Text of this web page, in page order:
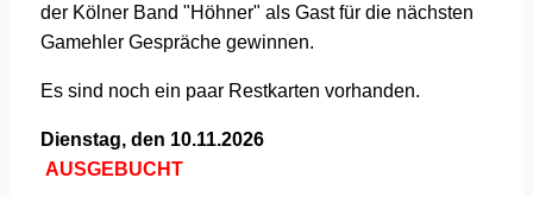
der Kölner Band "Höhner" als Gast für die nächsten
Gamehler Gespräche gewinnen.
Es sind noch ein paar Restkarten vorhanden.
Dienstag, den 10.11.2026
AUSGEBUCHT